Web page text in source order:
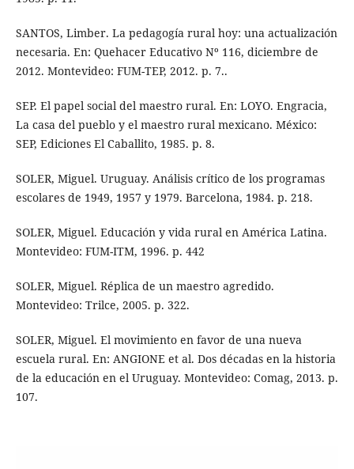
SANTOS, Limber. La pedagogía rural hoy: una actualización
necesaria. En: Quehacer Educativo Nº 116, diciembre de
2012. Montevideo: FUM-TEP, 2012. p. 7..
SEP. El papel social del maestro rural. En: LOYO. Engracia,
La casa del pueblo y el maestro rural mexicano. México:
SEP, Ediciones El Caballito, 1985. p. 8.
SOLER, Miguel. Uruguay. Análisis crítico de los programas
escolares de 1949, 1957 y 1979. Barcelona, 1984. p. 218.
SOLER, Miguel. Educación y vida rural en América Latina.
Montevideo: FUM-ITM, 1996. p. 442
SOLER, Miguel. Réplica de un maestro agredido.
Montevideo: Trilce, 2005. p. 322.
SOLER, Miguel. El movimiento en favor de una nueva
escuela rural. En: ANGIONE et al. Dos décadas en la historia
de la educación en el Uruguay. Montevideo: Comag, 2013. p.
107.